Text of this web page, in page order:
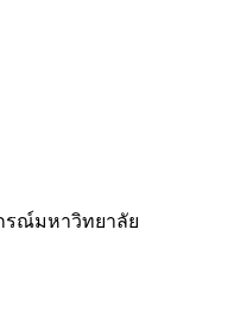
รณ์มหาวิทยาลัย